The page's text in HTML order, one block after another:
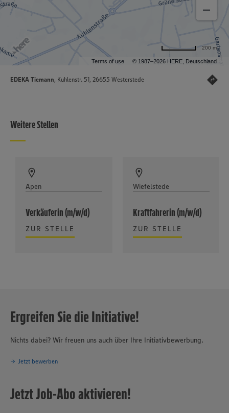
Terms of use © 1987–2026 HERE, Deutschland
200 m
EDEKA Tiemann, Kuhlenstr. 51, 26655 Westerstede
Weitere Stellen
Apen
Verkäuferin (m/w/d)
ZUR STELLE
Wiefelstede
Kraftfahrerin (m/w/d)
ZUR STELLE
Ergreifen Sie die Initiative!
Nichts dabei? Wir freuen uns auch über Ihre Initiativbewerbung.
Jetzt bewerben
Jetzt Job-Abo aktivieren!